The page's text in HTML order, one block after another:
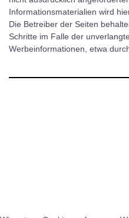
Informationsmaterialien wird
Die Betreiber der Seiten
Schritte im Falle der
Werbeinformationen, etwa